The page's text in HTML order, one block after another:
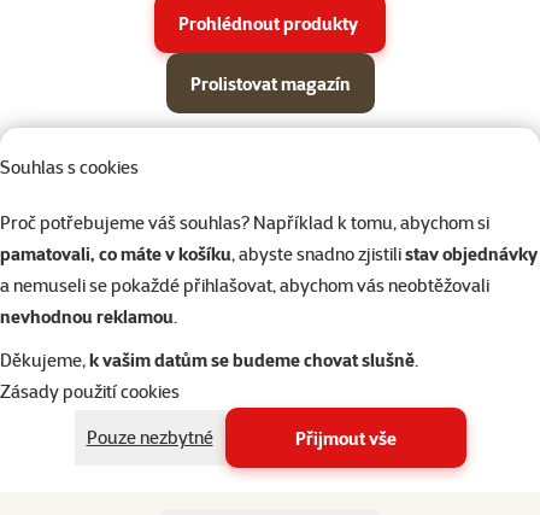
Souhlas s cookies
Proč potřebujeme váš souhlas? Například k tomu, abychom si
pamatovali, co máte v košíku, abyste snadno zjistilistav objednávky
a nemuseli se pokaždé přihlašovat, abychom vás neobtěžovali
nevhodnou reklamou.
Děkujeme,k vašim datům se budeme chovat slušně.
Zásady použití cookies
Pouze nezbytné
Přijmout vše
Prohlédnout produkty
Prolistovat magazín
Kočky
Drobní savci
Ptáci
Parametrický filtr
Vybrané filtry
Produkty v akci Super zoo magazín léto 2026